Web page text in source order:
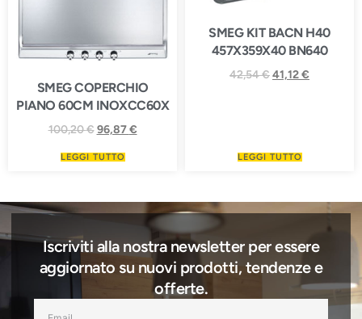
SMEG COPERCHIO
PIANO 60CM INOXCC60X
100,20€ 96,87€
LEGGI TUTTO
SMEG KIT BACN H40
457X359X40 BN640
42,54€41,12€
LEGGI TUTTO
Iscriviti alla nostra newsletter per essere
aggiornato su nuovi prodotti, tendenze e
offerte.